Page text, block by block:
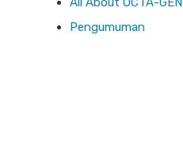
Pengumuman